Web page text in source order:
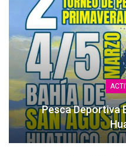
Pesca Deportiva